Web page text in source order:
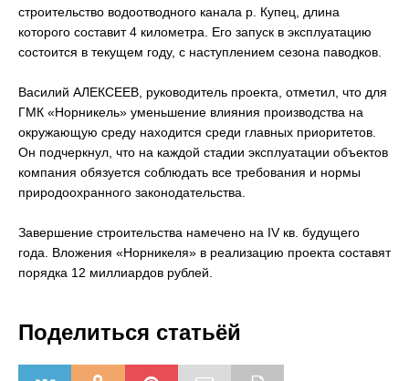
строительство водоотводного канала р. Купец, длина
которого составит 4 километра. Его запуск в эксплуатацию
состоится в текущем году, с наступлением сезона паводков.
Василий АЛЕКСЕЕВ, руководитель проекта, отметил, что для
ГМК «Норникель» уменьшение влияния производства на
окружающую среду находится среди главных приоритетов.
Он подчеркнул, что на каждой стадии эксплуатации объектов
компания обязуется соблюдать все требования и нормы
природоохранного законодательства.
Завершение строительства намечено на IV кв. будущего
года. Вложения «Норникеля» в реализацию проекта составят
порядка 12 миллиардов рублей.
Поделиться статьёй